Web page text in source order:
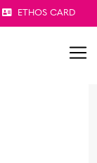
ETHOS CARD